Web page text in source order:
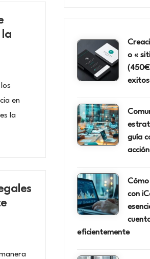
la
en
la
o «
guía
con
eficientemente